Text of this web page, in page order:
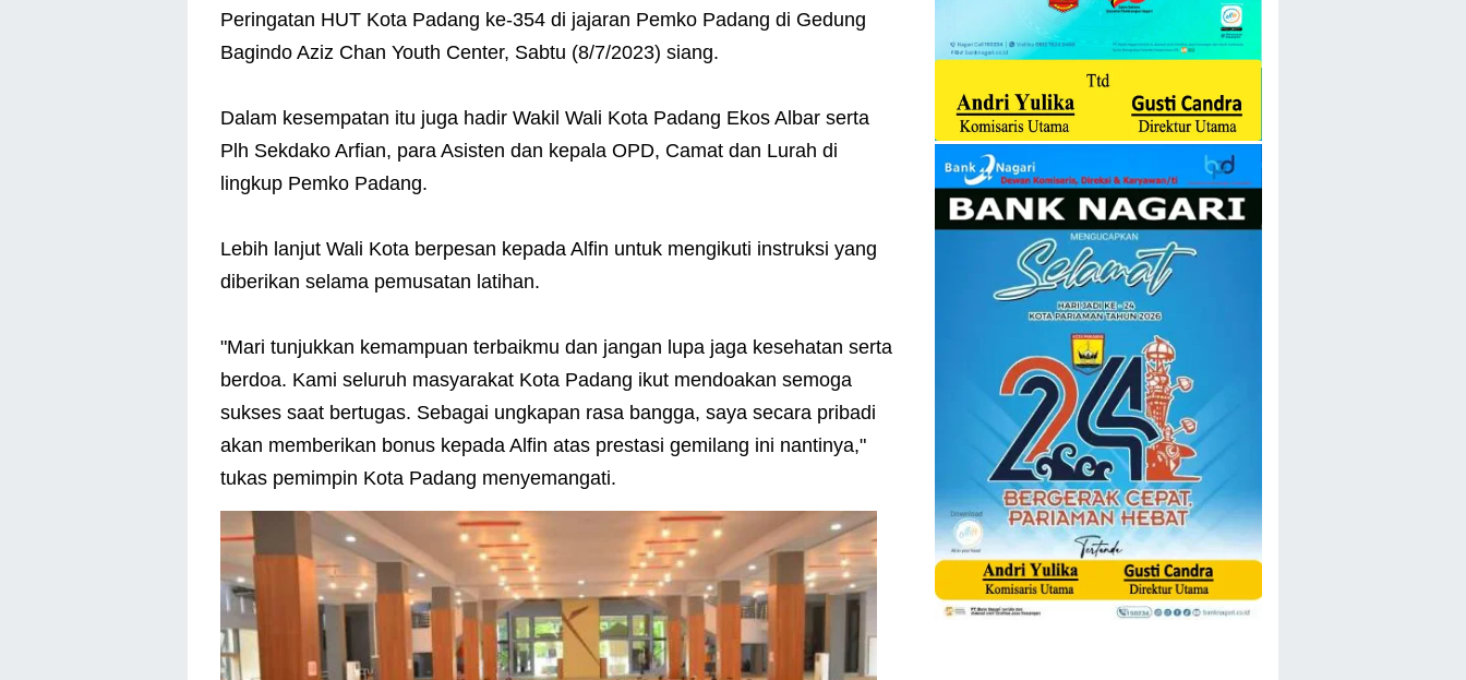
Peringatan HUT Kota Padang ke-354 di jajaran Pemko Padang di Gedung
Bagindo Aziz Chan Youth Center, Sabtu (8/7/2023) siang.
Dalam kesempatan itu juga hadir Wakil Wali Kota Padang Ekos Albar serta
Plh Sekdako Arfian, para Asisten dan kepala OPD, Camat dan Lurah di
lingkup Pemko Padang.
Lebih lanjut Wali Kota berpesan kepada Alfin untuk mengikuti instruksi yang
diberikan selama pemusatan latihan.
"Mari tunjukkan kemampuan terbaikmu dan jangan lupa jaga kesehatan serta
berdoa. Kami seluruh masyarakat Kota Padang ikut mendoakan semoga
sukses saat bertugas. Sebagai ungkapan rasa bangga, saya secara pribadi
akan memberikan bonus kepada Alfin atas prestasi gemilang ini nantinya,"
tukas pemimpin Kota Padang menyemangati.